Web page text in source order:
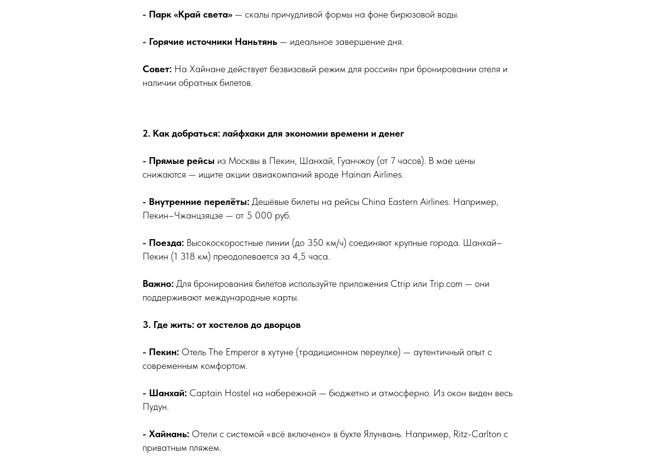
- Парк «Край света» — скалы причудливой формы на фоне бирюзовой воды.
- Горячие источники Наньтянь — идеальное завершение дня.
Совет: На Хайнане действует безвизовый режим для россиян при бронировании отеля и
наличии обратных билетов.
2. Как добраться: лайфхаки для экономии времени и денег
- Прямые рейсы из Москвы в Пекин, Шанхай, Гуанчжоу (от 7 часов). В мае цены
снижаются — ищите акции авиакомпаний вроде Hainan Airlines.
- Внутренние перелёты: Дешёвые билеты на рейсы China Eastern Airlines. Например,
Пекин–Чжанцзяцзе — от 5 000 руб.
- Поезда: Высокоскоростные линии (до 350 км/ч) соединяют крупные города. Шанхай–
Пекин (1 318 км) преодолевается за 4,5 часа.
Важно: Для бронирования билетов используйте приложения Ctrip или Trip.com — они
поддерживают международные карты.
3. Где жить: от хостелов до дворцов
- Пекин: Отель The Emperor в хутуне (традиционном переулке) — аутентичный опыт с
современным комфортом.
- Шанхай: Captain Hostel на набережной — бюджетно и атмосферно. Из окон виден весь
Пудун.
- Хайнань: Отели с системой «всё включено» в бухте Ялунвань. Например, Ritz-Carlton с
приватным пляжем.